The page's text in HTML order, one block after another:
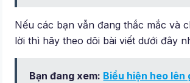
Nếu các bạn vẫn đang thắc mắc và
lời thì hãy theo dõi bài viết dưới đây
Bạn đang xem: Biểu hiện heo lên